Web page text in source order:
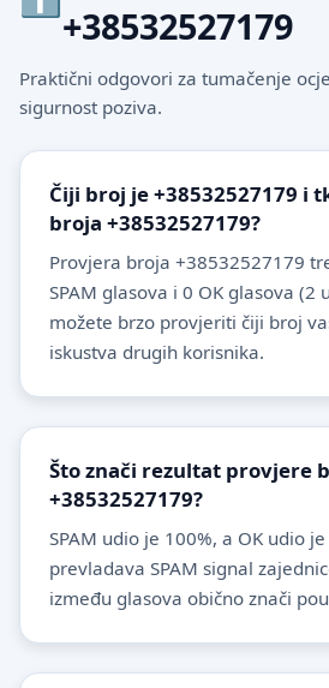
+38532527179
Praktični odgovori za tumačenje
sigurnost poziva.
Čiji broj je +38532527179 i
broja +38532527179?
Provjera broja +38532527179
SPAM glasova i 0 OK glasova (2
možete brzo provjeriti čiji broj
iskustva drugih korisnika.
Što znači rezultat provjere
+38532527179?
SPAM udio je 100%, a OK udio
prevladava SPAM signal
između glasova obično znači